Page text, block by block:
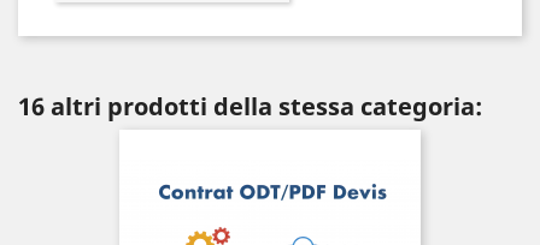
16 altri prodotti della stessa categoria: